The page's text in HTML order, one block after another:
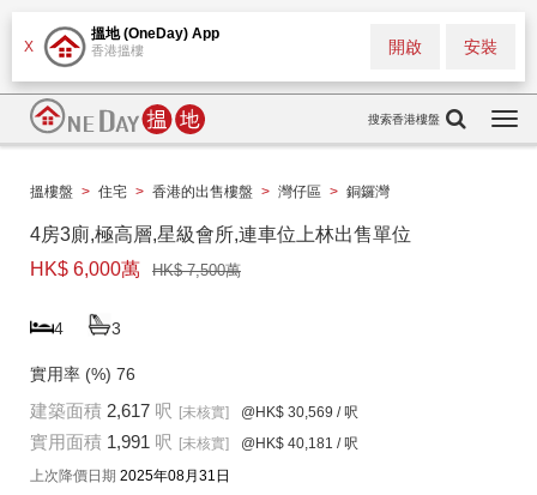
X
搵地 (OneDay) App
香港搵樓 安裝
開啟
搜索香港樓盤
搵樓盤 > 住宅 > 香港的出售樓盤 > 灣仔區 > 銅鑼灣
4房3廁,極高層,星級會所,連車位上林出售單位
HK$ 6,000萬
HK$ 7,500萬
4 3
實用率 (%) 76
建築面積 2,617 呎 [未核實] @HK$ 30,569 / 呎
實用面積 1,991 呎 [未核實] @HK$ 40,181 / 呎
上次降價日期 2025年08月31日